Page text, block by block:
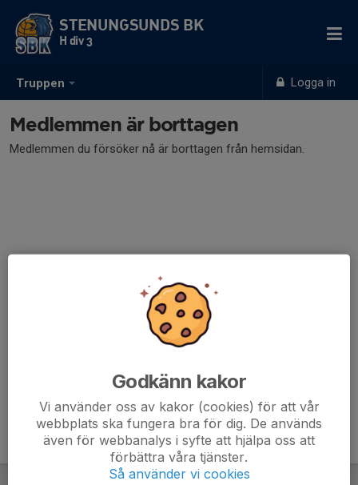
Truppen Logga in
STENUNGSUNDS BK
H div 3
Medlemmen är borttagen
Medlemmen du försöker nå är borttagen från hemsidan.
Godkänn kakor
Vi använder oss av kakor (cookies) för att vår
webbplats ska fungera bra för dig. De används
även för webbanalys i syfte att hjälpa oss att
förbättra våra tjänster.
Så använder vi cookies